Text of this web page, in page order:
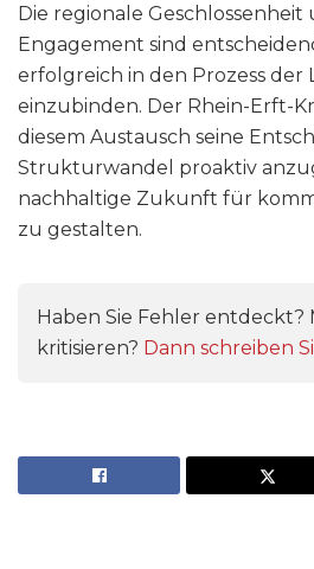
Die regionale Geschlossenheit
Engagement sind
erfolgreich in den Prozess der
einzubinden. Der Rhein-Erft-
diesem Austausch seine
Strukturwandel proaktiv
nachhaltige Zukunft für
zu gestalten.
Haben Sie Fehler entdeckt?
kritisieren? Dann schreiben